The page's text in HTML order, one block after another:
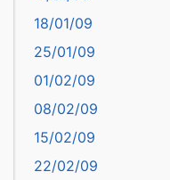
Batman
Bayburt
Bilecik
Bingöl
Bitlis
Bolu
18/01/09
25/01/09
01/02/09
08/02/09
15/02/09
22/02/09